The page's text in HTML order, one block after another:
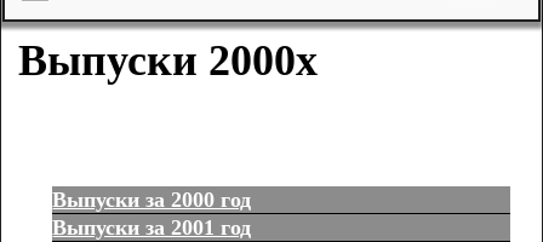
Выпуски 2000х
Выпуски за 2000 год
Выпуски за 2001 год